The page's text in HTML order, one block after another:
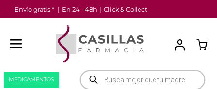
Saltar
al
Envío gratis * | En 24 - 48h | Click & Collect
Búsqueda
de
MEDICAMENTOS